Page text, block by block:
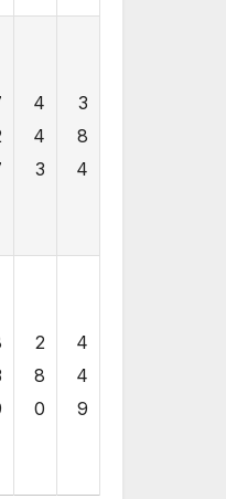
4
4
3
3
8
4
2
8
0
4
4
9